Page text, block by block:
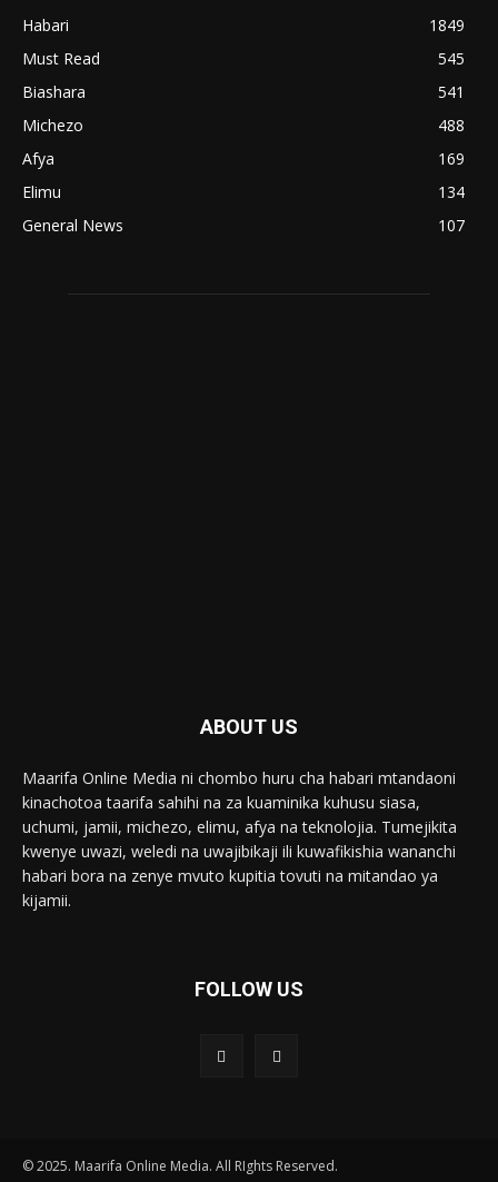
Habari
1849
Must Read
545
Biashara
541
Michezo
488
Afya
169
Elimu
134
General News
107
ABOUT US
Maarifa Online Media ni chombo huru cha habari mtandaoni
kinachotoa taarifa sahihi na za kuaminika kuhusu siasa,
uchumi, jamii, michezo, elimu, afya na teknolojia. Tumejikita
kwenye uwazi, weledi na uwajibikaji ili kuwafikishia wananchi
habari bora na zenye mvuto kupitia tovuti na mitandao ya
kijamii.
FOLLOW US
© 2025. Maarifa Online Media. All RIghts Reserved.